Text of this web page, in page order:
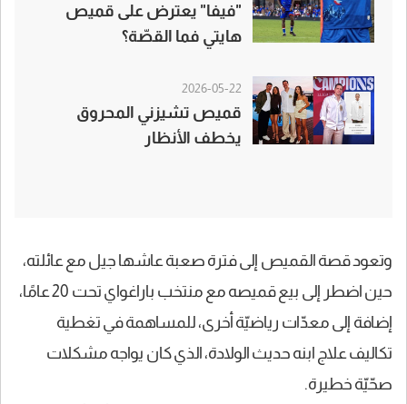
"فيفا" يعترض على قميص
هايتي فما القصّة؟
2026-05-22
قميص تشيزني المحروق
يخطف الأنظار
وتعود قصة القميص إلى فترة صعبة عاشها جيل مع عائلته،
حين اضطر إلى بيع قميصه مع منتخب باراغواي تحت 20 عامًا،
إضافة إلى معدّات رياضيّة أخرى، للمساهمة في تغطية
تكاليف علاج ابنه حديث الولادة، الذي كان يواجه مشكلات
صحّيّة خطيرة.